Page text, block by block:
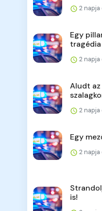
2
Egy
tragédia
2
Aludt az
2
Egy
2
is!